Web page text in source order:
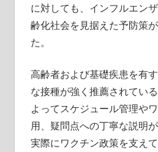
に対しても、インフルエン
齢化社会を見据えた予防策
た。
高齢者および基礎疾患を有
な接種が強く推薦されてい
よってスケジュール管理や
用、疑問点への丁寧な説明
実際にワクチン政策を支え